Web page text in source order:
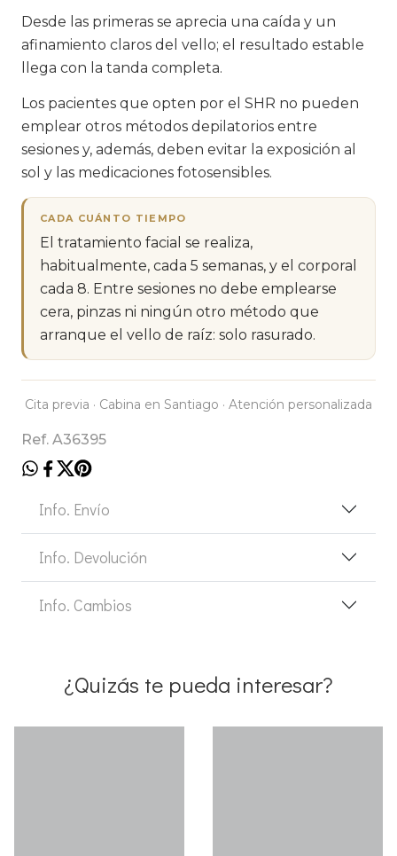
Desde las primeras se aprecia una caída y un
afinamiento claros del vello; el resultado estable
llega con la tanda completa.
Los pacientes que opten por el SHR no pueden
emplear otros métodos depilatorios entre
sesiones y, además, deben evitar la exposición al
sol y las medicaciones fotosensibles.
CADA CUÁNTO TIEMPO
El tratamiento facial se realiza,
habitualmente, cada 5 semanas, y el corporal
cada 8. Entre sesiones no debe emplearse
cera, pinzas ni ningún otro método que
arranque el vello de raíz: solo rasurado.
Cita previa · Cabina en Santiago · Atención personalizada
Ref. A36395
Info. Envío
Info. Devolución
Info. Cambios
¿Quizás te pueda interesar?